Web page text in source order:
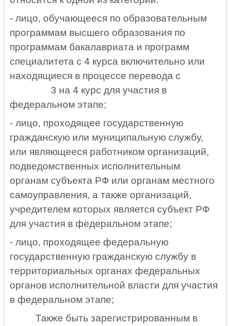
- лицо, обучающееся по образовательным
программам высшего образования по
программам бакалавриата и программ
специалитета с 4 курса включительно или
находящиеся в процессе перевода с
3 на 4 курс для участия в
федеральном этапе;
- лицо, проходящее государственную
гражданскую или муниципальную службу,
или являющееся работником организаций,
подведомственных исполнительным
органам субъекта РФ или органам местного
самоуправления, а также организаций,
учредителем которых является субъект РФ
для участия в федеральном этапе;
- лицо, проходящее федеральную
государственную гражданскую службу в
территориальных органах федеральных
органов исполнительной власти для участия
в федеральном этапе;
Также быть зарегистрированным в